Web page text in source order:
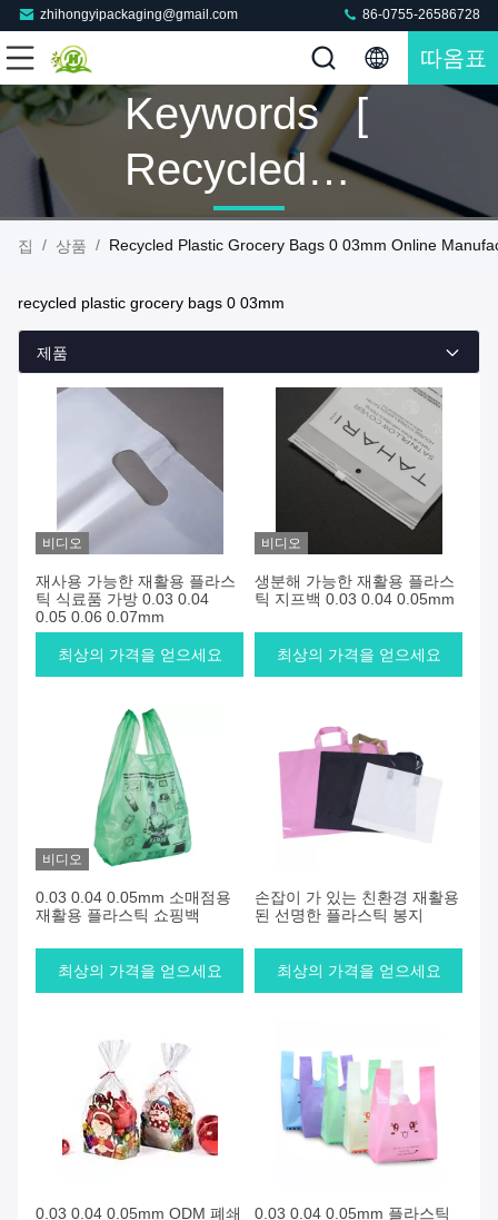
zhihongyipackaging@gmail.com 86-0755-26586728
따옴표
Keywords [
Recycled
Plastic
Bags 0
03mm ]
Match 6 상
품
집 / 상품 / Recycled Plastic Grocery Bags 0 03mm Online
recycled plastic grocery bags 0 03mm
제품
비디오
재사용 가능한 재활용 플라스
틱 식료품 가방 0.03 0.04
0.05 0.06 0.07mm
최상의 가격을 얻으세요
비디오
생분해 가능한 재활용 플라스
틱 지프백 0.03 0.04 0.05mm
최상의 가격을 얻으세요
비디오
0.03 0.04 0.05mm 소매점용
재활용 플라스틱 쇼핑백
최상의 가격을 얻으세요
손잡이 가 있는 친환경 재활용
된 선명한 플라스틱 봉지
최상의 가격을 얻으세요
0.03 0.04 0.05mm ODM 폐쇄
0.03 0.04 0.05mm 플라스틱